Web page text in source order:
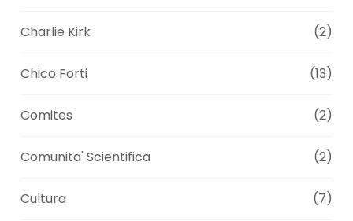
Charlie Kirk (2)
Chico Forti (13)
Comites (2)
Comunita' Scientifica (2)
Cultura (7)